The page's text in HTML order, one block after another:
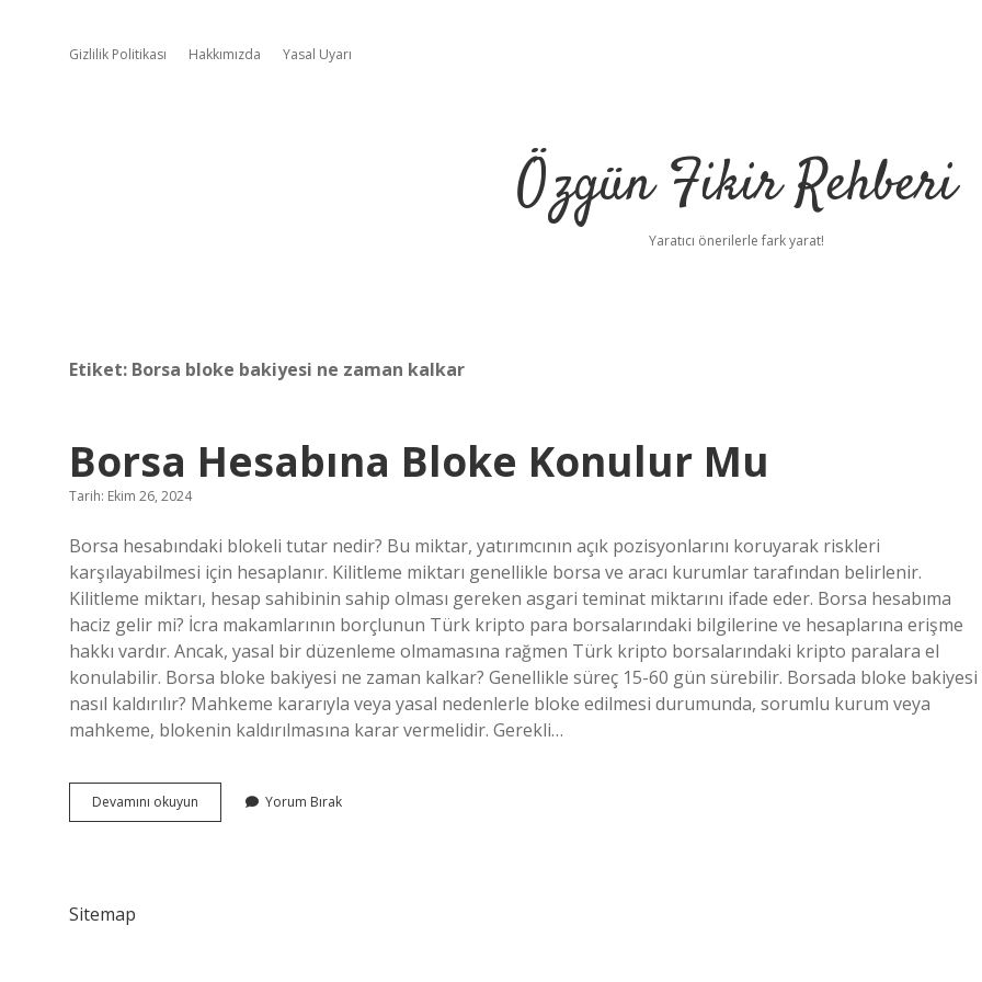
Gizlilik Politikası Hakkımızda Yasal Uyarı
Özgün Fikir Rehberi
Yaratıcı önerilerle fark yarat!
Etiket: Borsa bloke bakiyesi ne zaman kalkar
Borsa Hesabına Bloke Konulur Mu
Tarih: Ekim 26, 2024
Borsa hesabındaki blokeli tutar nedir? Bu miktar, yatırımcının açık pozisyonlarını koruyarak riskleri
karşılayabilmesi için hesaplanır. Kilitleme miktarı genellikle borsa ve aracı kurumlar tarafından belirlenir.
Kilitleme miktarı, hesap sahibinin sahip olması gereken asgari teminat miktarını ifade eder. Borsa hesabıma
haciz gelir mi? İcra makamlarının borçlunun Türk kripto para borsalarındaki bilgilerine ve hesaplarına erişme
hakkı vardır. Ancak, yasal bir düzenleme olmamasına rağmen Türk kripto borsalarındaki kripto paralara el
konulabilir. Borsa bloke bakiyesi ne zaman kalkar? Genellikle süreç 15-60 gün sürebilir. Borsada bloke bakiyesi
nasıl kaldırılır? Mahkeme kararıyla veya yasal nedenlerle bloke edilmesi durumunda, sorumlu kurum veya
mahkeme, blokenin kaldırılmasına karar vermelidir. Gerekli…
Devamını okuyun
Hesabına
Yorum Bırak
Sitemap